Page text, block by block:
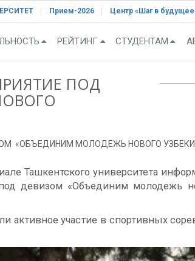
Прием-2026 Центр «Шаг в
РЕЙТИНГ СТУДЕНТАМ
ПОД
«ОБЪЕДИНИМ МОЛОДЕЖЬ НОВОГО
Ташкентского университета
девизом «Объединим молодежь
участие в спортивных